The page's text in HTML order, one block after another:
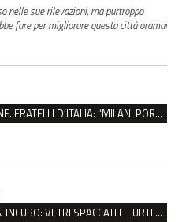
nelle sue rilevazioni, ma purtroppo
fare per migliorare questa città oramai
HELLWATT, SCONTRO SENZA FINE. FRATELLI D’ITALIA: “MILANI PORTA DOCUMENTI, DE FRANCO INSULTI”
REGGIO, PIAZZALE EUROPA È UN INCUBO: VETRI SPACCATI E FURTI SULLE AUTO IN SOSTA